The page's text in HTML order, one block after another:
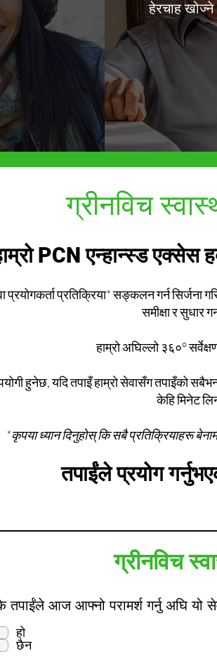
हेरचाह
ग्रीनविच
PCN एन्हान्स्ड एक्सेस
प्रयोगकर्ता प्रतिक्रिया* सङ्कलन गर्न सिर्जना
समीक्षा र सुधार
हाम्रो अघिल्लो ३६०°
हुनेछ, यदि तपाइँ हाम्रो सेवासँग तपाइँको
केहि मिनेट
*कृपया ध्यान दिनुहोस् कि सबै प्रतिक्रियाहरू
तपाईंले प्रयोग
ग्रीनविच
तपाईंले आज आफ्नो परामर्श गर्नु अघि यो
हो
छैन